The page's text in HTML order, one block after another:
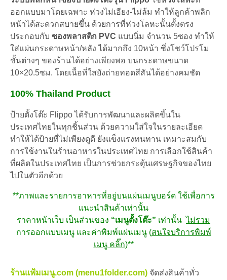
ออกแบบมาโดยเฉพาะ ห่วงไม่เอียง-ไม่ล้ม ทำให้ลูกค้าพลิก
หน้าได้สะดวกสบายขึ้น ด้วยการที่ห่วงโลหะนั้นตั้งตรง
ประกอบกับ ซองพลาสติก PVC แบบนิ่ม จำนวน 5ซอง ทำให้
ใส่แผ่นกระดาษหน้า/หลัง ได้มากถึง 10หน้า ซึ่งโชว์โปรโม
ชั้นต่างๆ ของร้านได้อย่างเพียงพอ บนกระดาษขนาด
10×20.5ซม. โดยเนื้อที่ใสยังถ่ายทอดสีสันได้อย่างคมชัด
100% Thailand Product
ป้ายตั้งโต๊ะ Flippo ได้รับการพัฒนาและผลิตขึ้นใน
ประเทศไทยในทุกชิ้นส่วน ด้วยความใส่ใจในรายละเอียด
ทำให้ได้ป้ายที่ไม่เพียงดูดี ยังแข็งแรงทนทาน เหมาะสมกับ
การใช้งานในร้านอาหารในประเทศไทย การเลือกใช้สินค้า
ที่ผลิตในประเทศไทย เป็นการช่วยกระตุ้นเศรษฐกิจของไทย
ไปในตัวอีกด้วย
**ภาพและรายการอาหารที่อยู่บนแผ่นเมนูบอร์ด ใช้เพื่อการ
แนะนำสินค้าเท่านั้น
ราคาหน้าเว็บ เป็นส่วนของ “เมนูตั้งโต๊ะ” เท่านั้นไม่รวม
การออกแบบเมนู และค่าพิมพ์แผ่นเมนู (สนใจบริการพิมพ์
เมนู คลิ๊ก)**
ร้านแฟ้มเมนู.com (menu1folder.com) จัดส่งสินค้าทั่ว